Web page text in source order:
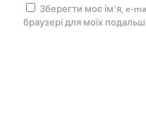
Зберегти моє ім'я, e-
браузері для моїх